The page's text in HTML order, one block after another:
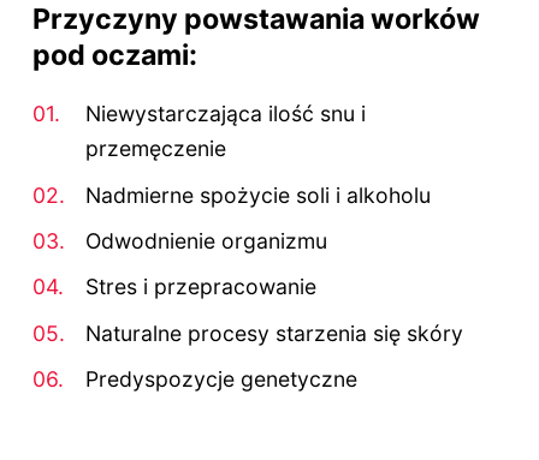
Przyczyny powstawania worków
pod oczami:
Niewystarczająca ilość snu i
przemęczenie
Nadmierne spożycie soli i alkoholu
Odwodnienie organizmu
Stres i przepracowanie
Naturalne procesy starzenia się skóry
Predyspozycje genetyczne